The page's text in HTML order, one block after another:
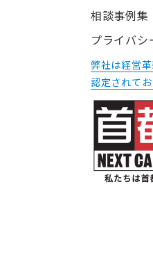
相談事例集
プライバシ
弊社は経営
認定されてお